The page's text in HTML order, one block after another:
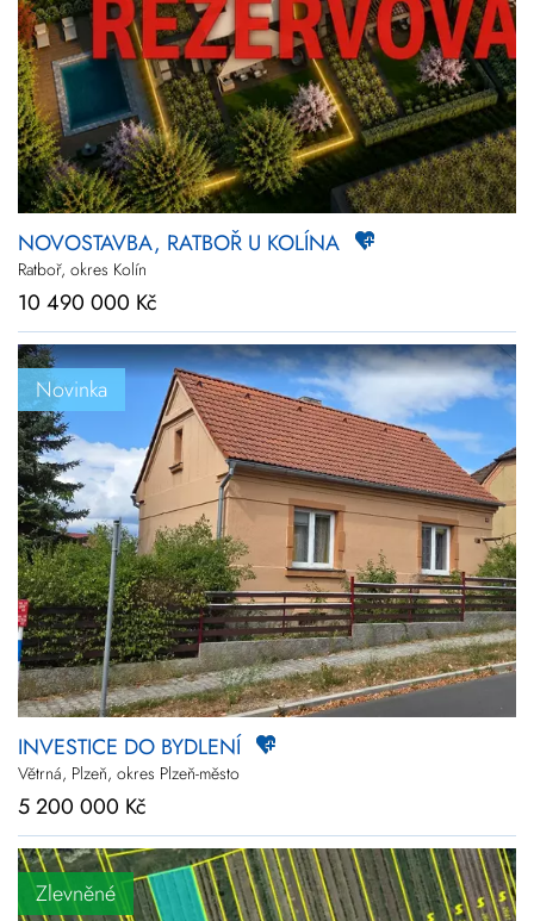
NOVOSTAVBA, RATBOŘ U KOLÍNA
Ratboř, okres Kolín
10 490 000 Kč
Novinka
INVESTICE DO BYDLENÍ
Větrná, Plzeň, okres Plzeň-město
5 200 000 Kč
Zlevněné